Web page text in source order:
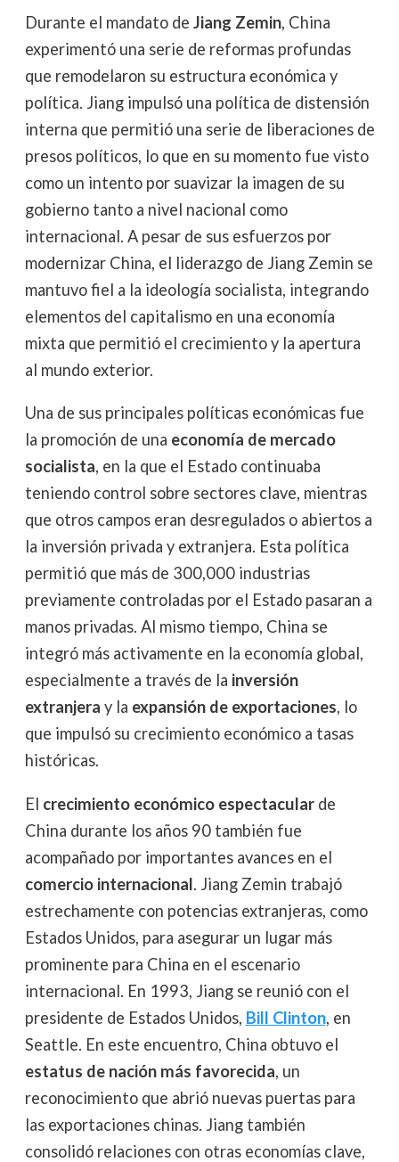
Durante el mandato de Jiang Zemin, China
experimentó una serie de reformas profundas
que remodelaron su estructura económica y
política. Jiang impulsó una política de distensión
interna que permitió una serie de liberaciones de
presos políticos, lo que en su momento fue visto
como un intento por suavizar la imagen de su
gobierno tanto a nivel nacional como
internacional. A pesar de sus esfuerzos por
modernizar China, el liderazgo de Jiang Zemin se
mantuvo fiel a la ideología socialista, integrando
elementos del capitalismo en una economía
mixta que permitió el crecimiento y la apertura
al mundo exterior.
Una de sus principales políticas económicas fue
la promoción de una economía de mercado
socialista, en la que el Estado continuaba
teniendo control sobre sectores clave, mientras
que otros campos eran desregulados o abiertos a
la inversión privada y extranjera. Esta política
permitió que más de 300,000 industrias
previamente controladas por el Estado pasaran a
manos privadas. Al mismo tiempo, China se
integró más activamente en la economía global,
especialmente a través de la inversión
extranjera y la expansión de exportaciones, lo
que impulsó su crecimiento económico a tasas
históricas.
El crecimiento económico espectacularde
China durante los años 90 también fue
acompañado por importantes avances en el
comercio internacional. Jiang Zemin trabajó
estrechamente con potencias extranjeras, como
Estados Unidos, para asegurar un lugar más
prominente para China en el escenario
internacional. En 1993, Jiang se reunió con el
presidente de Estados Unidos, Bill Clinton, en
Seattle. En este encuentro, China obtuvo el
estatus de nación más favorecida, un
reconocimiento que abrió nuevas puertas para
las exportaciones chinas. Jiang también
consolidó relaciones con otras economías clave,